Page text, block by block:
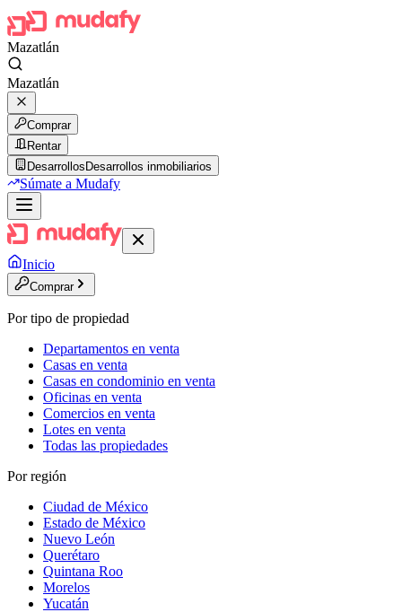
Mazatlán
Mazatlán
Comprar
Rentar
Desarrollos Desarrollos inmobiliarios
Súmate a Mudafy
Inicio
Comprar
Por tipo de propiedad
Departamentos en venta
Casas en venta
Casas en condominio en venta
Oficinas en venta
Comercios en venta
Lotes en venta
Todas las propiedades
Por región
Ciudad de México
Estado de México
Nuevo León
Querétaro
Quintana Roo
Morelos
Yucatán